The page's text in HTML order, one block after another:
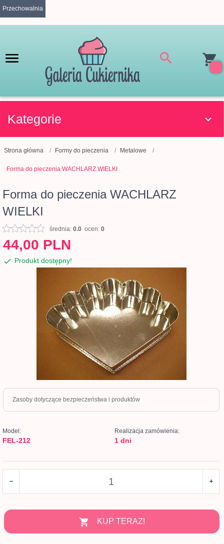
Przechowalnia
Kategorie
Strona główna Formy do pieczenia Metalowe
Forma do pieczenia WACHLARZ WIELKI
Forma do pieczenia WACHLARZ
WIELKI
średnia: 0.0 ocen: 0
44,00 PLN
Produkt dostępny!
Zasoby dotyczące bezpieczeństwa i produktów
Model:
FEL-212
Realizacja zamówienia:
1 dni
KUP TERAZ!